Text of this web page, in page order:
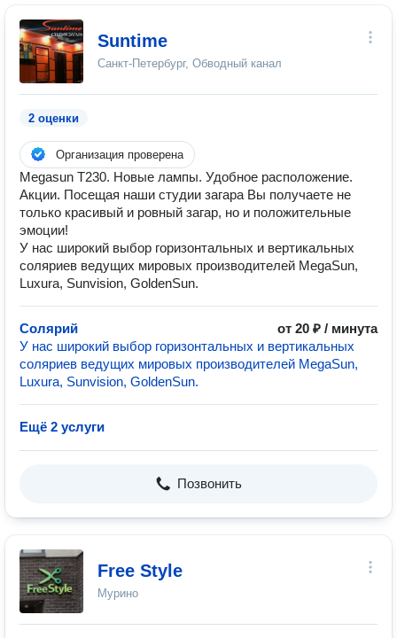
Suntime
Санкт-Петербург, Обводный канал
2 оценки
Организация проверена
Megasun T230. Новые лампы. Удобное расположение.
Акции. Посещая наши студии загара Вы получаете не
только красивый и ровный загар, но и положительные
эмоции!
У нас широкий выбор горизонтальных и вертикальных
соляриев ведущих мировых производителей MegaSun,
Luxura, Sunvision, GoldenSun.
Солярий
от 20 ₽ / минута
У нас широкий выбор горизонтальных и вертикальных
соляриев ведущих мировых производителей MegaSun,
Luxura, Sunvision, GoldenSun.
Ещё 2 услуги
Позвонить
Free Style
Мурино